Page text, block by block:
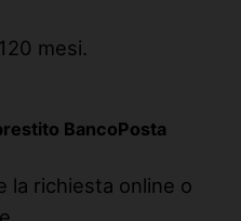
mesi.
BancoPosta
la richiesta online o